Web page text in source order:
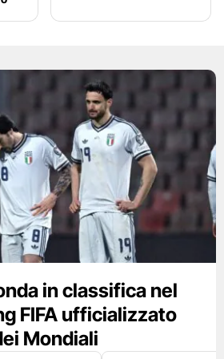
in classifica nel
FIFA ufficializzato
Mondiali